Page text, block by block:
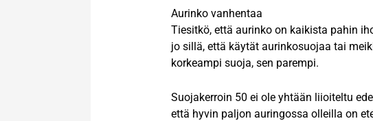
Aurinko vanhentaa
Tiesitkö, että aurinko on kaikista pahin
jo sillä, että käytät aurinkosuojaa tai
korkeampi suoja, sen parempi.
Suojakerroin 50 ei ole yhtään liioiteltu
että hyvin paljon auringossa olleilla on